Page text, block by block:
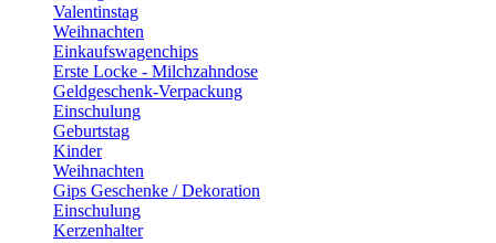
Valentinstag
Weihnachten
Einkaufswagenchips
Erste Locke - Milchzahndose
Geldgeschenk-Verpackung
Einschulung
Geburtstag
Kinder
Weihnachten
Gips Geschenke / Dekoration
Einschulung
Kerzenhalter